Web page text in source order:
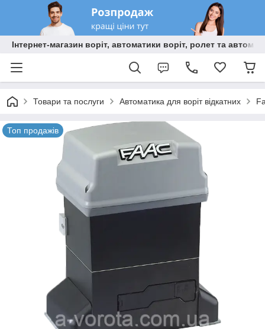
Інтернет-магазин воріт, автоматики воріт, ролет та
Товари та послуги Автоматика для воріт відкатних
Топ продажів